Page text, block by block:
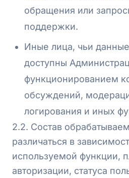
обращения или
поддержки.
Иные лица, чьи данные
доступны
функционированием
обсуждений,
логирования и иных
2.2. Состав
различаться в
используемой функции,
авторизации, статуса